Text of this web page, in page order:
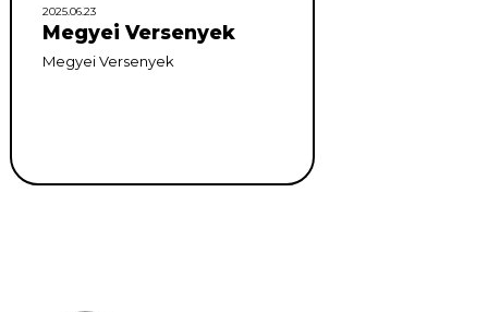
2025.06.23
Megyei Versenyek
Megyei Versenyek